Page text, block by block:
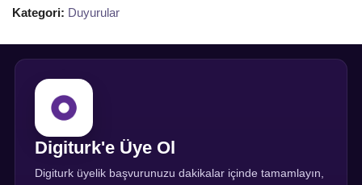
Kategori: Duyurular
Digiturk'e Üye Ol
Digiturk üyelik başvurunuzu dakikalar içinde tamamlayın,